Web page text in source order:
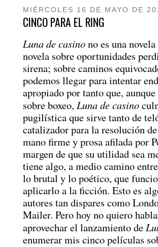
MIÉRCOLES 16 DE MAYO DE
CINCO PARA EL RING
Luna de casinono es una
novela sobre oportunidades
sirena; sobre caminos
podemos llegar para intentar
apropiado por tanto que,
sobre boxeo, Luna de casino
pugilística que sirve tanto de
catalizador para la resolución
mano firme y prosa afilada por
margen de que su utilidad sea
tiene algo, a medio camino
lo brutal y lo poético, que
aplicarlo a la ficción. Esto es
autores tan dispares como
Mailer. Pero hoy no quiero
aprovechar el lanzamiento de
enumerar mis cinco películas